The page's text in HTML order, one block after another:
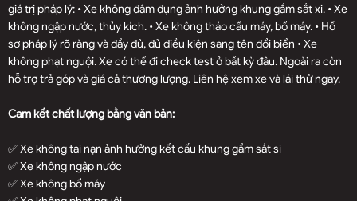
giá trị pháp lý: • Xe không đâm đụng ảnh hưởng khung gầm sắt xi. • Xe
không ngập nước, thủy kích. • Xe không tháo cẩu máy, bổ máy. • Hồ
sơ pháp lý rõ ràng và đầy đủ, đủ điều kiện sang tên đổi biển • Xe
không phạt nguội. Xe có thể đi check test ở bất kỳ đâu. Ngoài ra còn
hỗ trợ trả góp và giá cả thương lượng. Liên hệ xem xe và lái thử ngay.
Cam kết chất lượng bằng văn bản:
✅ Xe không tai nạn ảnh hưởng kết cấu khung gầm sắt si
✅ Xe không ngập nước
✅ Xe không bổ máy